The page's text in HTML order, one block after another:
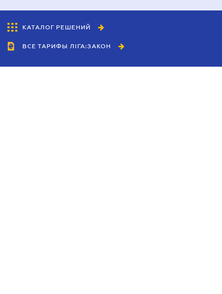
КАТАЛОГ РЕШЕНИЙ
ВСЕ ТАРИФЫ ЛІГА:ЗАКОН